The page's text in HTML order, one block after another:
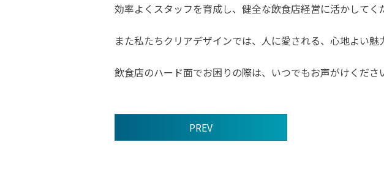
効率よくスタッフを育成し、健全な飲食店経営に活かしてく
また私たちクリアデザインでは、人に愛される、心地よい魅
飲食店のハード面でお困りの際は、いつでもお声がけくださ
PREV